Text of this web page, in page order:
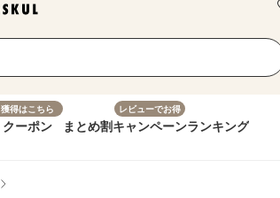
獲得はこちら
クーポン まとめ割
レビューでお得
キャンペーンランキング